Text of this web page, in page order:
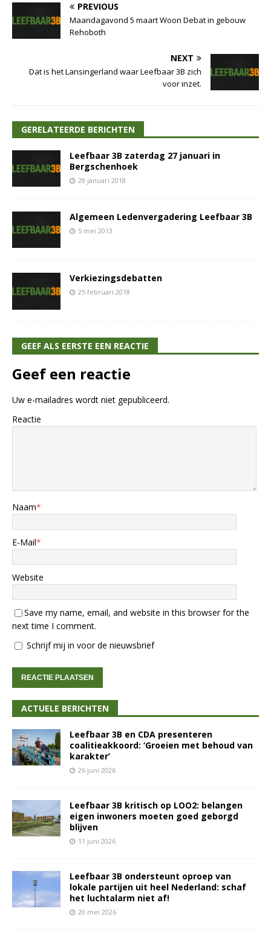
PREVIOUS
Maandagavond 5 maart Woon Debat in gebouw
Rehoboth
NEXT
Dat is het Lansingerland waar Leefbaar 3B zich
voor inzet.
GERELATEERDE BERICHTEN
Leefbaar 3B zaterdag 27 januari in
Bergschenhoek
28 januari 2018
Algemeen Ledenvergadering Leefbaar 3B
5 mei 2013
Verkiezingsdebatten
25 februari 2018
GEEF ALS EERSTE EEN REACTIE
Geef een reactie
Uw e-mailadres wordt niet gepubliceerd.
Reactie
Naam*
E-Mail*
Website
Save my name, email, and website in this browser for the
next time I comment.
Schrijf mij in voor de nieuwsbrief
ACTUELE BERICHTEN
Leefbaar 3B en CDA presenteren
coalitieakkoord: ‘Groeien met behoud van
karakter’
26 juni 2026
Leefbaar 3B kritisch op LOO2: belangen
eigen inwoners moeten goed geborgd
blijven
11 juni 2026
Leefbaar 3B ondersteunt oproep van
lokale partijen uit heel Nederland: schaf
het luchtalarm niet af!
20 mei 2026